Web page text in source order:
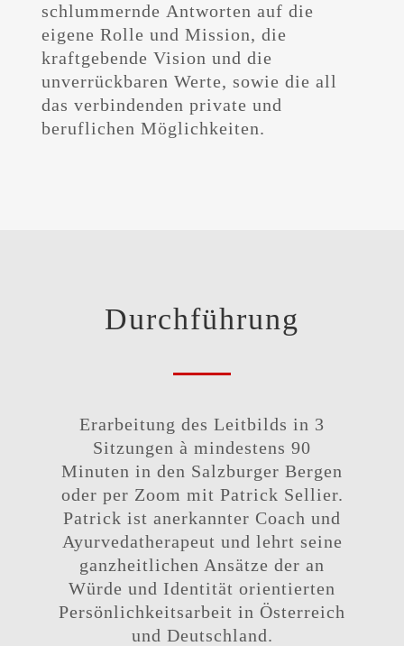
schlummernde Antworten auf die
eigene Rolle und Mission, die
kraftgebende Vision und die
unverrückbaren Werte, sowie die all
das verbindenden private und
beruflichen Möglichkeiten.
Durchführung
Erarbeitung des Leitbilds in 3
Sitzungen à mindestens 90
Minuten in den Salzburger Bergen
oder per Zoom mit Patrick Sellier.
Patrick ist anerkannter Coach und
Ayurvedatherapeut und lehrt seine
ganzheitlichen Ansätze der an
Würde und Identität orientierten
Persönlichkeitsarbeit in Österreich
und Deutschland.